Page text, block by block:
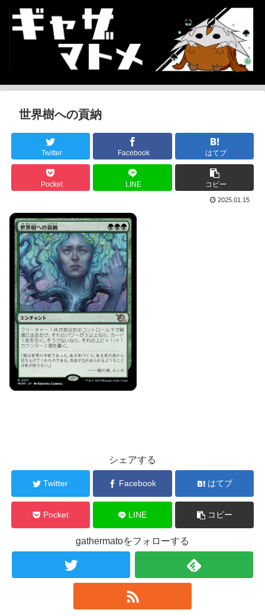
世界樹への貢納
Twitter Facebook はてブ
Pocket LINE コピー
2025.01.15
シェアする
Twitter Facebook はてブ
Pocket LINE コピー
gathermatoをフォローする